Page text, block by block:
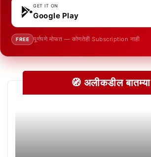
GET IT ON
Google Play
FREE पूर्णपणे मोफत — कोणतेही Subscription नाही
🧭 अलीकडील बातम्या